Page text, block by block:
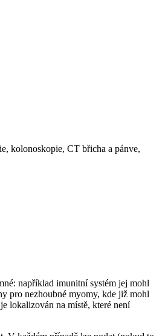
kolonoskopie, CT břicha a pánve,
například imunitní systém jej mohl
pro nezhoubné myomy, kde již mohl
lokalizován na místě, které není